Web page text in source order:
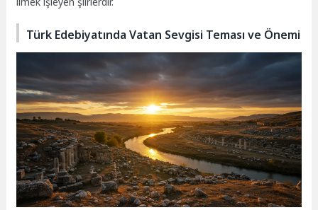
Türk Edebiyatında Vatan Sevgisi Teması ve Önemi